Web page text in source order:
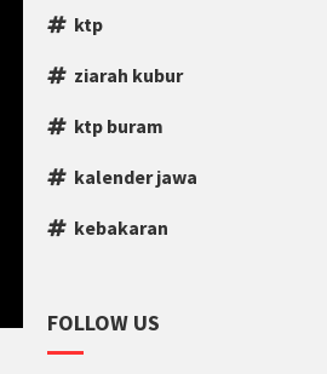
ktp
ziarah kubur
ktp buram
kalender jawa
kebakaran
FOLLOW US